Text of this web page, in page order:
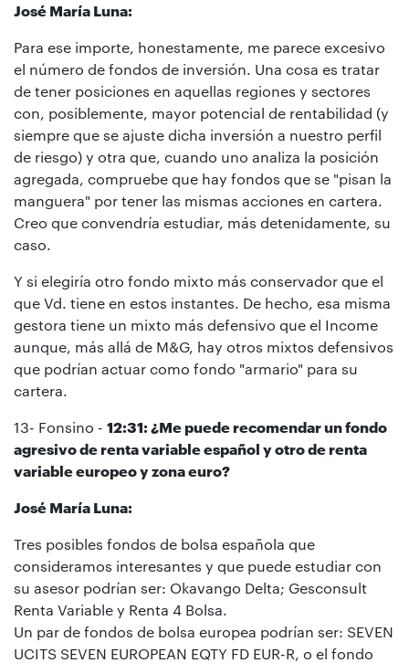
José María Luna:
Para ese importe, honestamente, me parece excesivo
el número de fondos de inversión. Una cosa es tratar
de tener posiciones en aquellas regiones y sectores
con, posiblemente, mayor potencial de rentabilidad (y
siempre que se ajuste dicha inversión a nuestro perfil
de riesgo) y otra que, cuando uno analiza la posición
agregada, compruebe que hay fondos que se "pisan la
manguera" por tener las mismas acciones en cartera.
Creo que convendría estudiar, más detenidamente, su
caso.
Y si elegiría otro fondo mixto más conservador que el
que Vd. tiene en estos instantes. De hecho, esa misma
gestora tiene un mixto más defensivo que el Income
aunque, más allá de M&G, hay otros mixtos defensivos
que podrían actuar como fondo "armario" para su
cartera.
13- Fonsino - 12:31: ¿Me puede recomendar un fondo
agresivo de renta variable español y otro de renta
variable europeo y zona euro?
José María Luna:
Tres posibles fondos de bolsa española que
consideramos interesantes y que puede estudiar con
su asesor podrían ser: Okavango Delta; Gesconsult
Renta Variable y Renta 4 Bolsa.
Un par de fondos de bolsa europea podrían ser: SEVEN
UCITS SEVEN EUROPEAN EQTY FD EUR-R, o el fondo